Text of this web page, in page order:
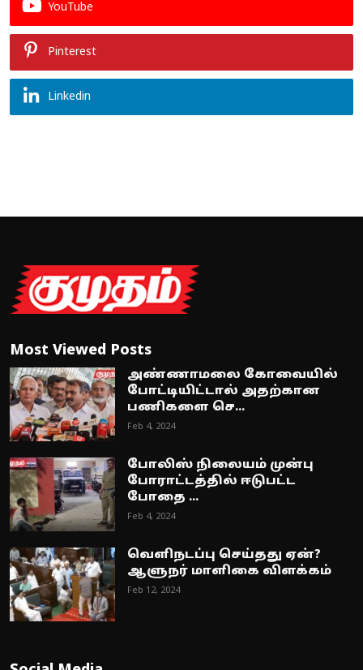
YouTube
Pinterest
Linkedin
Most Viewed Posts
அண்ணாமலை கோவையில்
போட்டியிட்டால் அதற்கான
பணிகளை செ...
Feb 4, 2024
போலிஸ் நிலையம் முன்பு
போராட்டத்தில் ஈடுபட்ட
போதை ...
Feb 4, 2024
வெளிநடப்பு செய்தது ஏன்?
ஆளுநர் மாளிகை விளக்கம்
Feb 12, 2024